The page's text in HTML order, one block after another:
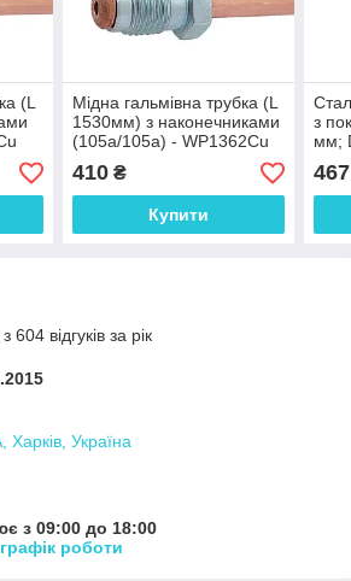
(L
Мідна гальмівна трубка (L
1530мм) з наконечниками
(105а/105а) - WP1362Cu
410₴
Купити
з
мм;
467
відгуків за рік
Україна
з 09:00 до 18:00
роботи